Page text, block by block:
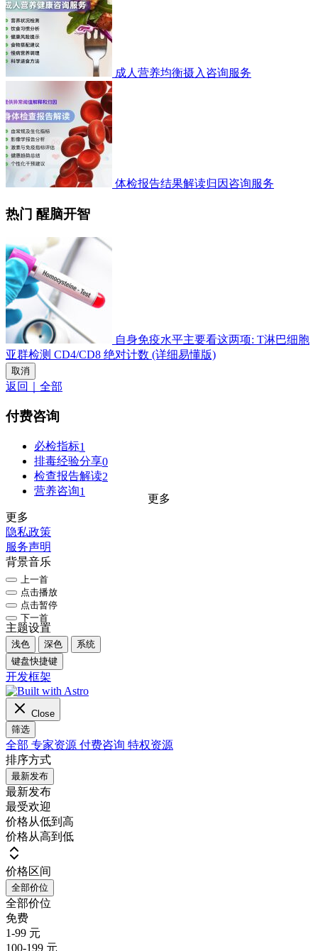
成人营养均衡摄入咨询服务
体检报告结果解读归因咨询服务
热门 醒脑开智
自身免疫水平主要看这两项: T淋巴细胞
亚群检测 CD4/CD8 绝对计数 (详细易懂版)
取消
返回｜全部
付费咨询
必检指标1
排毒经验分享0
检查报告解读2
营养咨询1
更多
更多
隐私政策
服务声明
背景音乐
上一首
点击播放
点击暂停
下一首
主题设置
浅色 深色
系统
键盘快捷键
开发框架
Close
筛选
全部 专家资源 付费咨询 特权资源
排序方式
最新发布
最新发布
最受欢迎
价格从低到高
价格从高到低
价格区间
全部价位
全部价位
免费
1-99 元
100-199 元